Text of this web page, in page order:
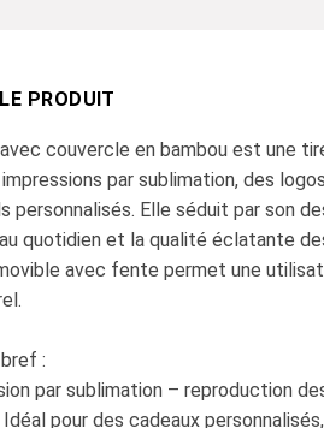
PRODUIT
couvercle en bambou est une
par sublimation, des
personnalisés. Elle séduit par son
quotidien et la qualité éclatante
avec fente permet une
:
par sublimation – reproduction
pour des cadeaux